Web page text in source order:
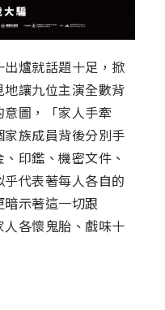
爐就話題十足，掀
讓九位主演全數背
圖，「家人手牽
族成員背後分別手
印鑑、機密文件、
代表著每人各自的
示著這一切跟
人各懷鬼胎、戲味十